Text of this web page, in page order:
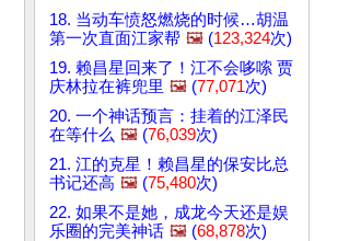
18. 当动车愤怒燃烧的时候…胡温
第一次直面江家帮 🖼️ (123,324次)
19. 赖昌星回来了！江不会哆嗦 贾
庆林拉在裤兜里 🖼️ (77,071次)
20. 一个神话预言：挂着的江泽民
在等什么 🖼️ (76,039次)
21. 江的克星！赖昌星的保安比总
书记还高 🖼️ (75,480次)
22. 如果不是她，成龙今天还是娱
乐圈的完美神话 🖼️ (68,878次)